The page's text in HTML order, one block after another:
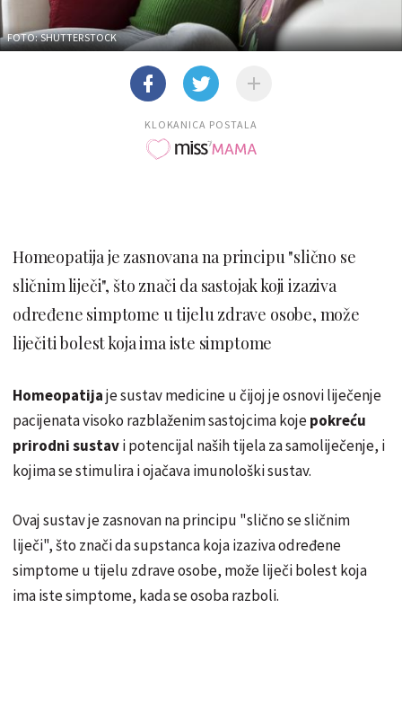
FOTO: SHUTTERSTOCK
KLOKANICA POSTALA
Homeopatija je zasnovana na principu "slično se
sličnim liječi", što znači da sastojak koji izaziva
određene simptome u tijelu zdrave osobe, može
liječiti bolest koja ima iste simptome
Homeopatijaje sustav medicine u čijoj je osnovi liječenje
pacijenata visoko razblaženim sastojcima kojepokreću
prirodni sustavi potencijal naših tijela za samoliječenje, i
kojima se stimulira i ojačava imunološki sustav.
Ovaj sustav je zasnovan na principu "slično se sličnim
liječi", što znači da supstanca koja izaziva određene
simptome u tijelu zdrave osobe, može liječi bolest koja
ima iste simptome, kada se osoba razboli.